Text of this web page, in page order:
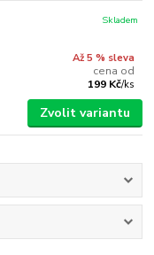
Až 5 % sleva
cena od
199 Kč/ks
Skladem
Zvolit variantu